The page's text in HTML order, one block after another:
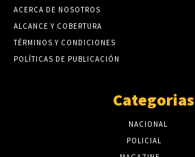
ACERCA DE NOSOTROS
ALCANCE Y COBERTURA
TÉRMINOS Y CONDICIONES
POLÍTICAS DE PUBLICACIÓN
Categorias
NACIONAL
POLICIAL